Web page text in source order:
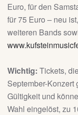
Euro, für den
für 75 Euro – neu
weiteren Bands
Wichtig: Tickets,
September-
Gültigkeit und
Wahl eingelöst, zu